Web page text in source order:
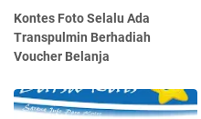
Kontes Foto Selalu Ada
Transpulmin Berhadiah
Voucher Belanja